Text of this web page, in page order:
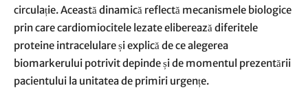
circulație. Această dinamică reflectă mecanismele biologice
prin care cardiomiocitele lezate eliberează diferitele
proteine intracelulare și explică de ce alegerea
biomarkerului potrivit depinde și de momentul prezentării
pacientului la unitatea de primiri urgențe.